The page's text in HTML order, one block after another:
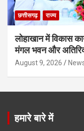
छत्तीसगढ़ राज्य
लोहाखान में विकास
मंगल भवन और
August 9, 2026
हमारे बारे में